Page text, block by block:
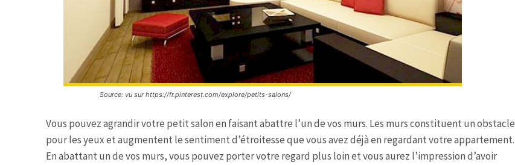
Source: vu sur https://fr.pinterest.com/explore/petits-salons/
Vous pouvez agrandir votre petit salon en faisant abattre l’un de vos murs. Les murs constituent un obstacle
pour les yeux et augmentent le sentiment d’étroitesse que vous avez déjà en regardant votre appartement.
En abattant un de vos murs, vous pouvez porter votre regard plus loin et vous aurez l’impression d’avoir